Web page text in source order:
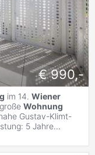
€ 990,-
im 14. Wiener
Wohnung
Gustav-Klimt-
5 Jahre...